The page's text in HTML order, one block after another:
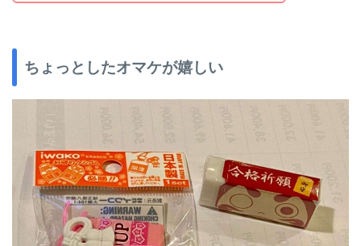
ちょっとしたオマケが嬉しい